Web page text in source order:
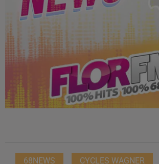
68NEWS CYCLES WAGNER